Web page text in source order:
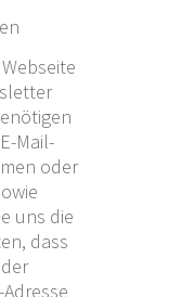
Mail-
oder
uns die
dass